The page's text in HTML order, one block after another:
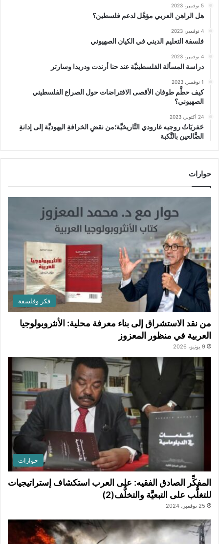
5 نوفمبر، 2023
هل الراهن العربي مؤهَّل لدعم فلسطين؟
4 نوفمبر، 2023
فلسفة التعليم الديني في الكيان الصهيوني
4 نوفمبر، 2023
دراسة المسألة الفلسطينيَّة عند حنا أرندت ودريدا وسارتر
1 نوفمبر، 2023
كيف حطَّم طوفان الأقصى الافتراضات حول الصراع الفلسطيني
الصهيوني؟
24 أكتوبر، 2023
حَفريَاتُ روجيه غارودي التَّاريخيَّة؛من نقضِ الخرافةِ اليهوديَّة إلى إدانةِ
الضَّالعين بالنَّكبة
حوارات
فكر وفلسفة
من نقد الاستشراق إلى بناء معرفة محلية: الأنثروبولوجيا
العربية في منظور المعزوز
9 يونيو، 2026
حوارات
المفكِّر الصادق الفقيه: على العرب استكشاف إستراتيجيات
للتغلُّب على التبعيَّة والتخلُّف(2)
25 نوفمبر، 2024